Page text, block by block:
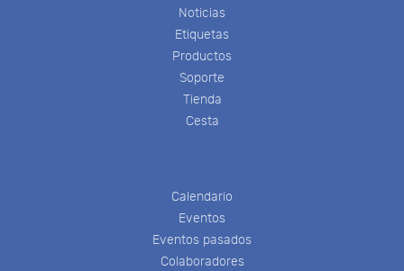
Noticias
Etiquetas
Productos
Soporte
Tienda
Cesta
Calendario
Eventos
Eventos pasados
Colaboradores